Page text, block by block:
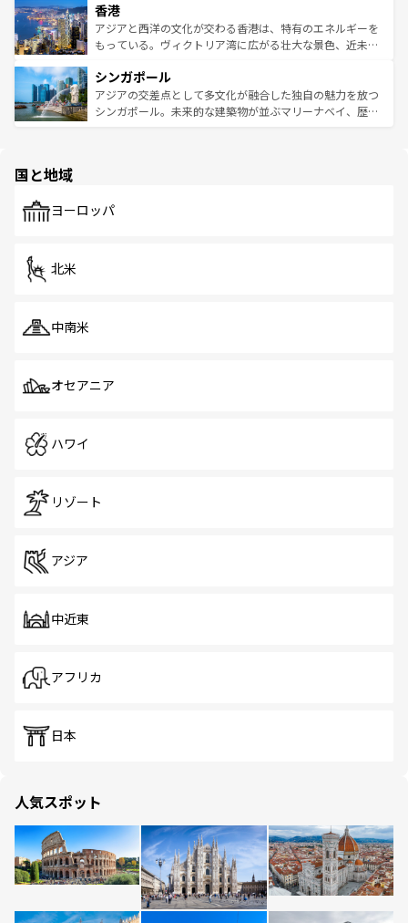
とつ。フォーやバインミー、ベトナムコーヒーなどは、ぜ
ひ現地で味わいたい。どの地域を訪れてもあたたかい人々
が旅行者を迎えてくれるので、きっと忘れられない旅にな
参照してほしい。
の活気が交差している。北部ではチェンマイなどの山岳地
帯で自然と触れ合い、南部ではプーケットやクラビの美し
いビーチでリゾート気分を楽しむことができる。タイ料理
激する。気候は一年中温暖で、どの季節にも異なる楽しみ
が待っている。親しみやすいタイの人々、仏教を中心とし
た文化、そして多様な観光資源が、訪れる旅人を魅了し続
香港
アジアと西洋の文化が交わる香港は、特有のエネルギーを
もっている。ヴィクトリア湾に広がる壮大な景色、近未来
み、どこを訪れても感動するはず。観光スポットが密集し
ており、効率よく見どころを回れるのも魅力。息をのむよ
うな絶景から文化的な体験まで、香港を存分に楽しみ尽く
シンガポール
アジアの交差点として多文化が融合した独自の魅力を放つ
シンガポール。未来的な建築物が並ぶマリーナベイ、歴史
で、ホーカーズは地元の風情を楽しめる外せないスポット
国と地域
ヨーロッパ
北米
中南米
オセアニア
ハワイ
リゾート
アジア
中近東
アフリカ
日本
人気スポット